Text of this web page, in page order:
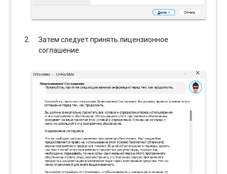
Затем следует принять лицензионное
соглашение.